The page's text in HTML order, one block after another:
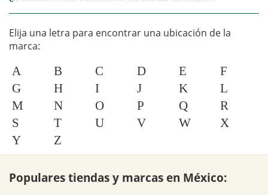
Elija una letra para encontrar una ubicación de la
marca:
A B C D E
F
G
H I J K
L
M
N O P Q
R
S
T U V W
X
Y
Z
Populares tiendas y marcas en México: